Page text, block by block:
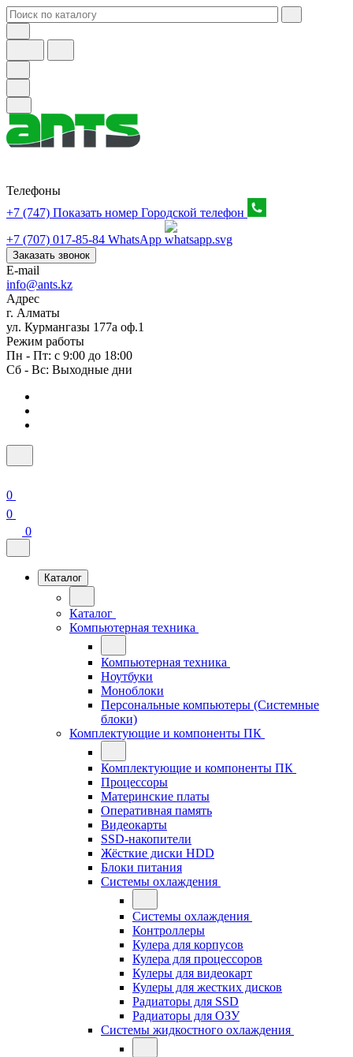
Телефоны
+7 (747) Показать номер Городской телефон
+7 (707) 017-85-84 WhatsApp
Заказать звонок
E-mail
info@ants.kz
Адрес
г. Алматы
ул. Курмангазы 177а оф.1
Режим работы
Пн - Пт: с 9:00 до 18:00
Сб - Вс: Выходные дни
0
0
0
Каталог
Каталог
Компьютерная техника
Компьютерная техника
Ноутбуки
Моноблоки
Персональные компьютеры (Системные
блоки)
Комплектующие и компоненты ПК
Комплектующие и компоненты ПК
Процессоры
Материнские платы
Оперативная память
Видеокарты
SSD-накопители
Жёсткие диски HDD
Блоки питания
Системы охлаждения
Системы охлаждения
Контроллеры
Кулера для корпусов
Кулера для процессоров
Кулеры для видеокарт
Кулеры для жестких дисков
Радиаторы для SSD
Радиаторы для ОЗУ
Системы жидкостного охлаждения